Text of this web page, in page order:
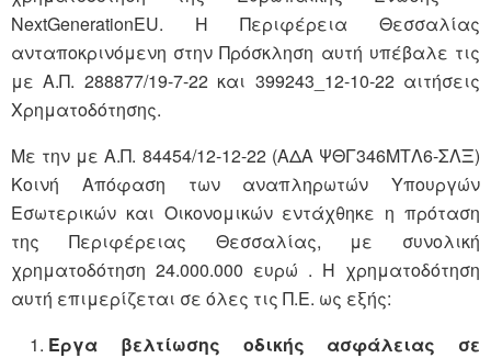
NextGenerationEU. Η Περιφέρεια Θεσσαλίας
ανταποκρινόμενη στην Πρόσκληση αυτή υπέβαλε τις
με Α.Π. 288877/19-7-22 και 399243_12-10-22 αιτήσεις
Χρηματοδότησης.
Με την με Α.Π. 84454/12-12-22 (ΑΔΑ ΨΘΓ346ΜΤΛ6-ΣΛΞ)
Κοινή Απόφαση των αναπληρωτών Υπουργών
Εσωτερικών και Οικονομικών εντάχθηκε η πρόταση
της Περιφέρειας Θεσσαλίας, με συνολική
χρηματοδότηση 24.000.000 ευρώ . Η χρηματοδότηση
αυτή επιμερίζεται σε όλες τις Π.Ε. ως εξής:
Έργα βελτίωσης οδικής ασφάλειας σε